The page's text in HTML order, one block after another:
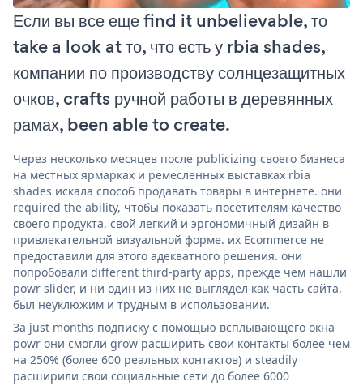
Если вы все еще find it unbelievable, то
take a look at то, что есть у rbia shades,
компании по производству солнцезащитных
очков, crafts ручной работы в деревянных
рамах, been able to create.
Через несколько месяцев после publicizing своего бизнеса
на местных ярмарках и ремесленных выставках rbia
shades искала способ продавать товары в интернете. они
required the ability, чтобы показать посетителям качество
своего продукта, свой легкий и эргономичный дизайн в
привлекательной визуальной форме. их Ecommerce не
предоставили для этого адекватного решения. они
попробовали different third-party apps, прежде чем нашли
powr slider, и ни один из них не выглядел как часть сайта,
был неуклюжим и трудным в использовании.
За just months подписку с помощью всплывающего окна
powr они смогли grow расширить свои контакты более чем
на 250% (более 600 реальных контактов) и steadily
расширили свои социальные сети до более 6000